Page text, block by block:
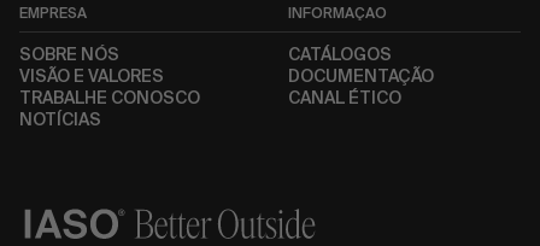
EMPRESA
SOBRE NÓS
VISÃO E VALORES
TRABALHE CONOSCO
NOTÍCIAS
INFORMAÇÃO
CATÁLOGOS
DOCUMENTAÇÃO
CANAL ÉTICO